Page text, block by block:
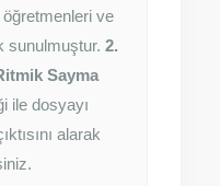
ve
sunulmuştur. 2.
Sayma
ile dosyayı
alarak